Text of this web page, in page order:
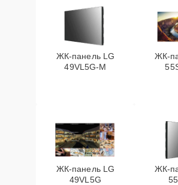
ЖК-панель LG
49VL5G-M
ЖК-
ЖК-панель LG
49VL5G
ЖК-